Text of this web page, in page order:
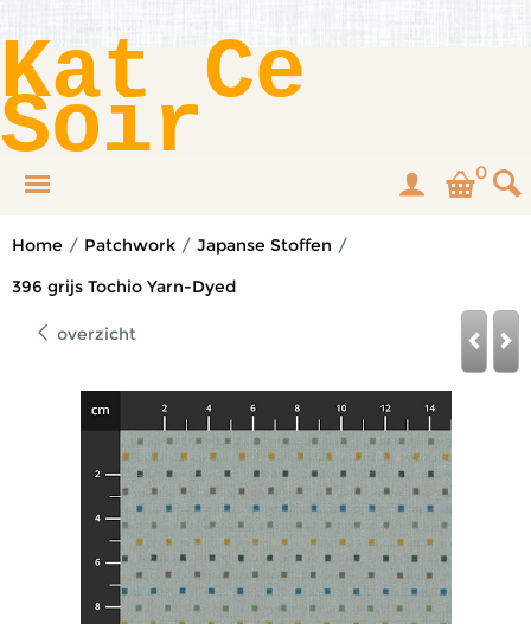
Kat Ce
Soir 0
Home / Patchwork / Japanse Stoffen /
396 grijs Tochio Yarn-Dyed
overzicht